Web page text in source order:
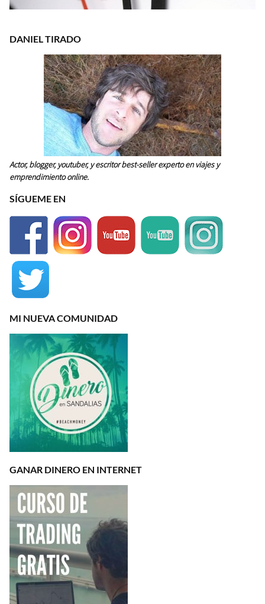
DANIEL TIRADO
Actor, blogger, youtuber, y escritor best-seller experto en viajes y
emprendimiento online.
SÍGUEME EN
MI NUEVA COMUNIDAD
GANAR DINERO EN INTERNET